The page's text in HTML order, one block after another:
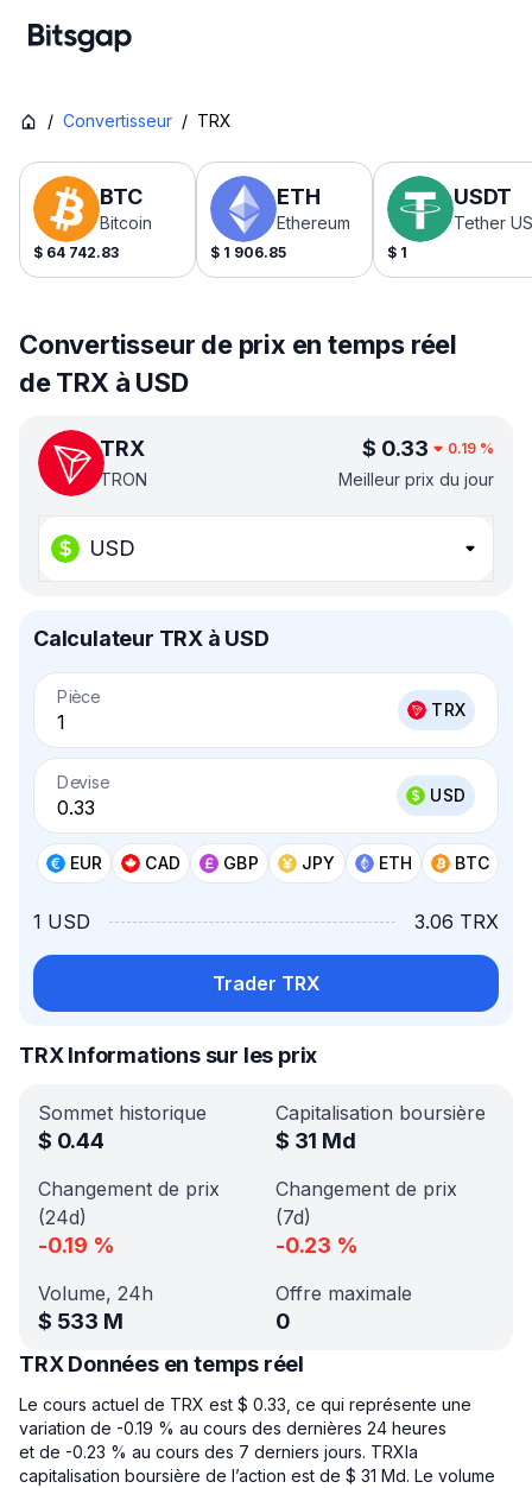
/ Convertisseur / TRX
BTC
Bitcoin
$ 64 742.83
ETH
Ethereum
$ 1 906.85
USDT
Tether
$ 1
Convertisseur de prix en temps réel
de TRX à USD
TRX
TRON
$ 0.33 0.19 %
Meilleur prix du jour
USD
Calculateur TRX à USD
Pièce
TRX
Devise
USD
EUR CAD GBP JPY ETH BTC
1 USD 3.06 TRX
Trader TRX
TRX Informations sur les prix
Sommet historique
$ 0.44
Capitalisation boursière
$ 31 Md
Changement de prix
(24d)
-0.19 %
Changement de prix
(7d)
-0.23 %
Volume, 24h
$ 533 M
Offre maximale
0
TRX Données en temps réel
Le cours actuel de TRX est $ 0.33, ce qui représente une
variation de -0.19 % au cours des dernières 24 heures
et de -0.23 % au cours des 7 derniers jours. TRXla
capitalisation boursière de l’action est de $ 31 Md. Le volume